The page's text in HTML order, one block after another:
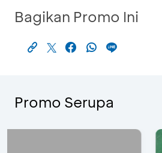
Bagikan Promo Ini
Promo Serupa